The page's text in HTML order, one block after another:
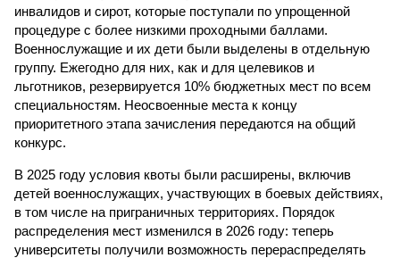
инвалидов и сирот, которые поступали по упрощенной
процедуре с более низкими проходными баллами.
Военнослужащие и их дети были выделены в отдельную
группу. Ежегодно для них, как и для целевиков и
льготников, резервируется 10% бюджетных мест по всем
специальностям. Неосвоенные места к концу
приоритетного этапа зачисления передаются на общий
конкурс.
В 2025 году условия квоты были расширены, включив
детей военнослужащих, участвующих в боевых действиях,
в том числе на приграничных территориях. Порядок
распределения мест изменился в 2026 году: теперь
университеты получили возможность перераспределять